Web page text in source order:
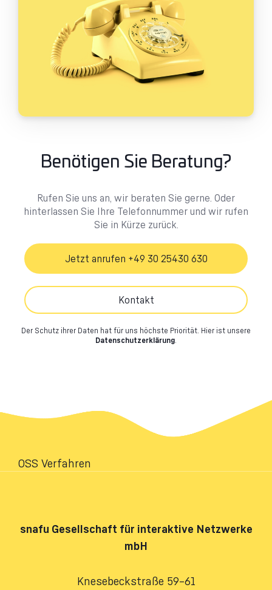
Benötigen Sie Beratung?
Rufen Sie uns an, wir beraten Sie gerne. Oder
hinterlassen Sie Ihre Telefonnummer und wir rufen
Sie in Kürze zurück.
Jetzt anrufen +49 30 25430 630
Kontakt
Der Schutz ihrer Daten hat für uns höchste Priorität. Hier ist unsere
Datenschutzerklärung
OSS Verfahren
snafu Gesellschaft für interaktive Netzwerke
mbH
Knesebeckstraße 59–61